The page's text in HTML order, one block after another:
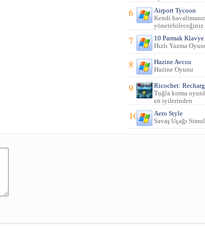
6
Airport Tycoon
Kendi
yönetebileceğiniz
7
10 Parmak
Hızlı Yazma
8
Hazine Avcısı
Hazine Oyunu
9
Ricochet:
Tuğla kırma
en iyilerinden
10
Aero Style
Savaş Uçağı